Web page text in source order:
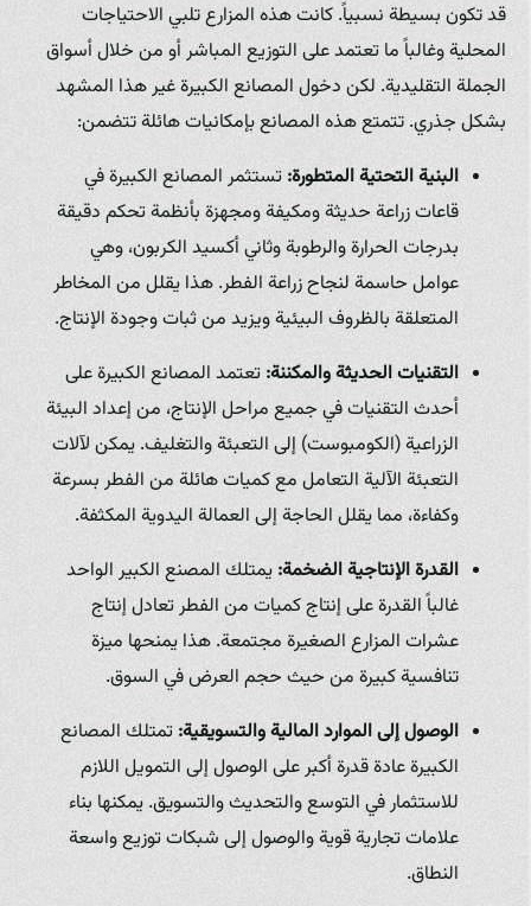
قد تكون بسيطة نسبياً. كانت هذه المزارع تلبي الاحتياجات
المحلية وغالباً ما تعتمد على التوزيع المباشر أو من خلال أسواق
الجملة التقليدية. لكن دخول المصانع الكبيرة غير هذا المشهد
بشكل جذري. تتمتع هذه المصانع بإمكانيات هائلة تتضمن:
البنية التحتية المتطورة:تستثمر المصانع الكبيرة في
قاعات زراعة حديثة ومكيفة ومجهزة بأنظمة تحكم دقيقة
بدرجات الحرارة والرطوبة وثاني أكسيد الكربون، وهي
عوامل حاسمة لنجاح زراعة الفطر. هذا يقلل من المخاطر
المتعلقة بالظروف البيئية ويزيد من ثبات وجودة الإنتاج.
التقنيات الحديثة والمكننة:تعتمد المصانع الكبيرة على
أحدث التقنيات في جميع مراحل الإنتاج، من إعداد البيئة
الزراعية (الكومبوست) إلى التعبئة والتغليف. يمكن لآلات
التعبئة الآلية التعامل مع كميات هائلة من الفطر بسرعة
وكفاءة، مما يقلل الحاجة إلى العمالة اليدوية المكثفة.
القدرة الإنتاجية الضخمة:يمتلك المصنع الكبير الواحد
غالباً القدرة على إنتاج كميات من الفطر تعادل إنتاج
عشرات المزارع الصغيرة مجتمعة. هذا يمنحها ميزة
تنافسية كبيرة من حيث حجم العرض في السوق.
الوصول إلى الموارد المالية والتسويقية:تمتلك المصانع
الكبيرة عادة قدرة أكبر على الوصول إلى التمويل اللازم
للاستثمار في التوسع والتحديث والتسويق. يمكنها بناء
علامات تجارية قوية والوصول إلى شبكات توزيع واسعة
النطاق.